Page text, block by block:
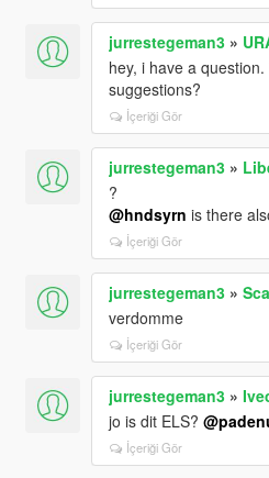
jurrestegeman3»
hey, i have a
suggestions?
İçeriği Gör
jurrestegeman3»
?
@hndsyrn is there
İçeriği Gör
jurrestegeman3»
verdomme
İçeriği Gör
jurrestegeman3»
jo is dit ELS?
İçeriği Gör